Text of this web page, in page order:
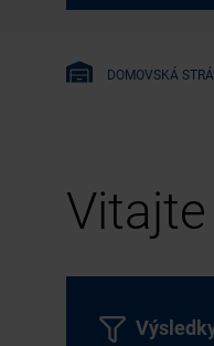
DOMOVSKÁ